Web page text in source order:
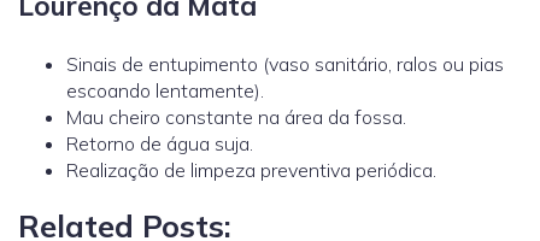
Sinais de entupimento (vaso sanitário, ralos ou pias
escoando lentamente).
Mau cheiro constante na área da fossa.
Retorno de água suja.
Realização de limpeza preventiva periódica.
Related Posts: